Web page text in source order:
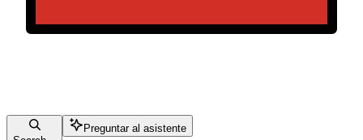
Preguntar al asistente